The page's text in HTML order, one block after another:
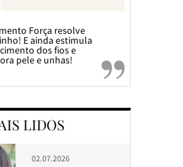
Força resolve
E ainda estimula
dos fios e
pele e unhas!
LIDOS
02.07.2026